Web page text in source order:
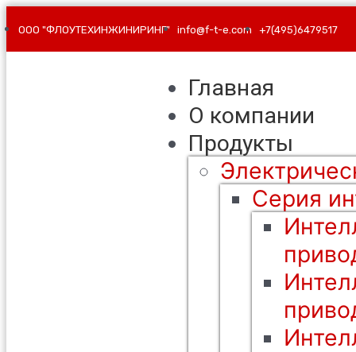
ООО "ФЛОУТЕХИНЖИНИРИНГ" info@f-t-e.com +7(495)6479517
Главная
О компании
Продукты
Серия